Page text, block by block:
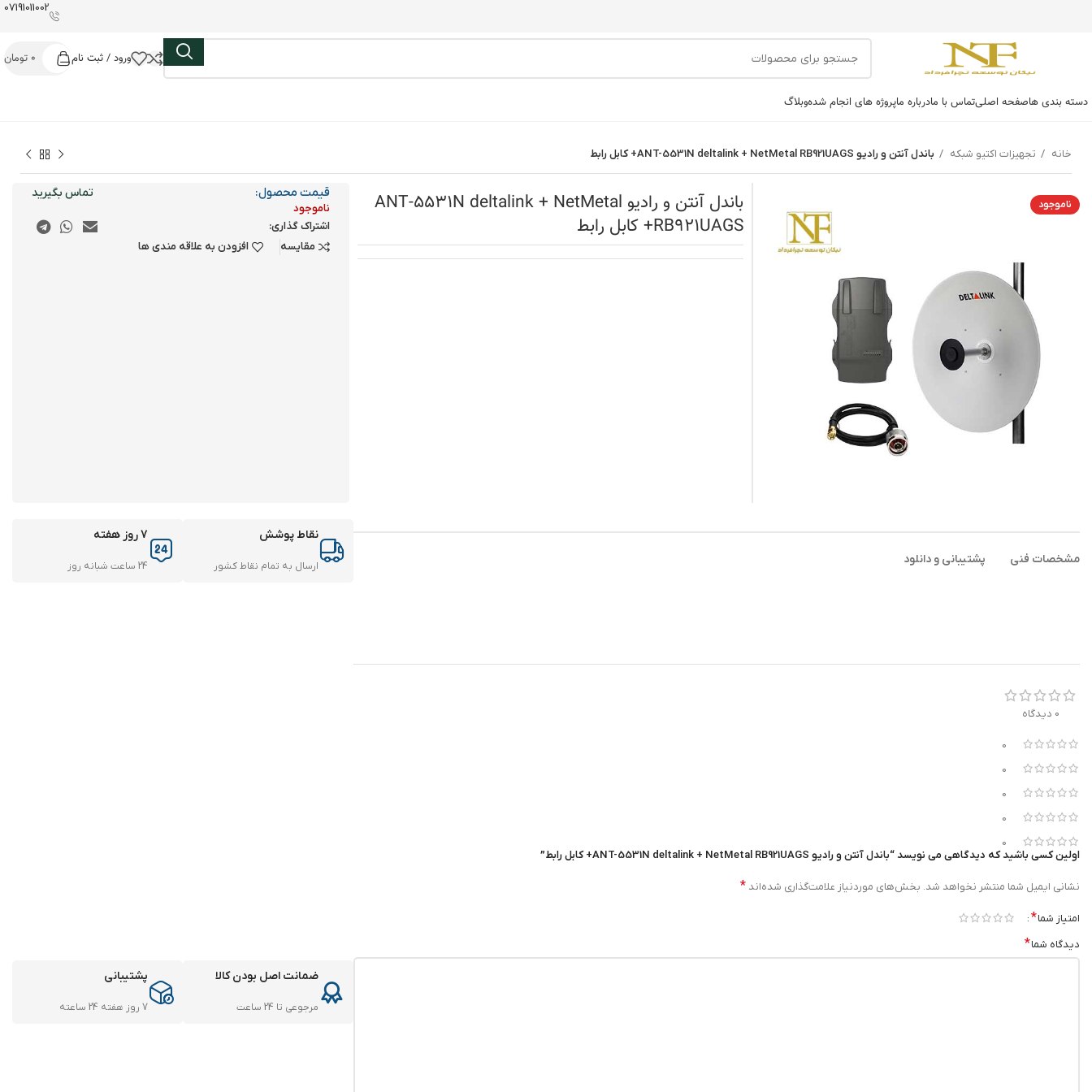
07191011002
ورود / ثبت نام 0 تومان
دسته بندی هاصفحه اصلیتماس با مادرباره ماپروژه های انجام شدهوبلاگ
خانه تجهیزات اکتیو شبکه باندل آنتن و رادیو ANT-5531N deltalink + NetMetal RB921UAGS+ کابل رابط
ناموجود
باندل آنتن و رادیو ANT-5531N deltalink + NetMetal
RB921UAGS+ کابل رابط
قیمت محصول:
ناموجود
اشتراک گذاری:
مقایسه
افزودن به علاقه مندی ها
مشخصات فنی پشتیبانی و دانلود
0 دیدگاه
0
0
0
0
0
اولین کسی باشید که دیدگاهی می نویسد “باندل آنتن و رادیو ANT-5531N deltalink + NetMetal RB921UAGS+ کابل رابط”
نشانی ایمیل شما منتشر نخواهد شد. بخش‌های موردنیاز علامت‌گذاری شده‌اند *
امتیاز شما*
دیدگاه شما*
نقاط پوشش
ارسال به تمام نقاط کشور
7 روز هفته
24 ساعت شبانه روز
ضمانت اصل بودن کالا
مرجوعی تا 24 ساعت
پشتیبانی
7 روز هفته 24 ساعته